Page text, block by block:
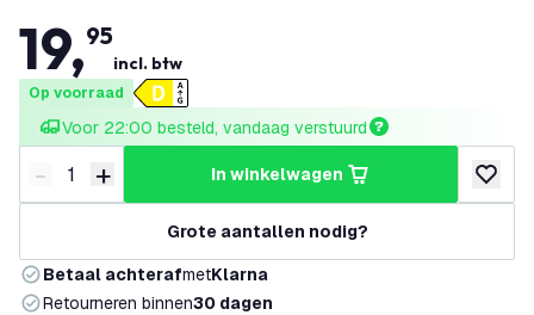
19,95
incl. btw
Op voorraad
Voor 22:00 besteld, vandaag verstuurd
Verminder hoeveelheid
- Verhoog hoeveelheid
+ in winkelwagen
Grote aantallen nodig?
Betaal achterafmetKlarna
Retourneren binnen30 dagen